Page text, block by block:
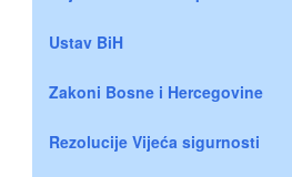
Ustav BiH
Zakoni Bosne i Hercegovine
Rezolucije Vijeća sigurnosti